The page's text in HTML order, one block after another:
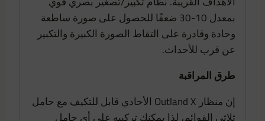
بمعدل 10-30 ضعفًا للحصول على صورة ساطعة
وحادة وقادرة على التقاط الصورة الكبيرة والتكبير
عن قرب للأحداث.
طرق المراقبة
إن منظار Outland X الأحادي قابل للتكيف مع حامل